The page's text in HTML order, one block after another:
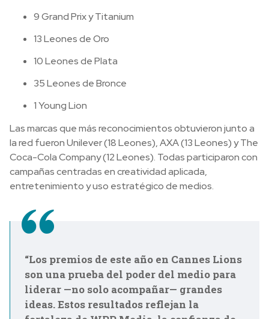
9 Grand Prix y Titanium
13 Leones de Oro
10 Leones de Plata
35 Leones de Bronce
1 Young Lion
Las marcas que más reconocimientos obtuvieron junto a
la red fueron Unilever (18 Leones), AXA (13 Leones) y The
Coca-Cola Company (12 Leones). Todas participaron con
campañas centradas en creatividad aplicada,
entretenimiento y uso estratégico de medios.
“Los premios de este año en Cannes Lions
son una prueba del poder del medio para
liderar —no solo acompañar— grandes
ideas. Estos resultados reflejan la